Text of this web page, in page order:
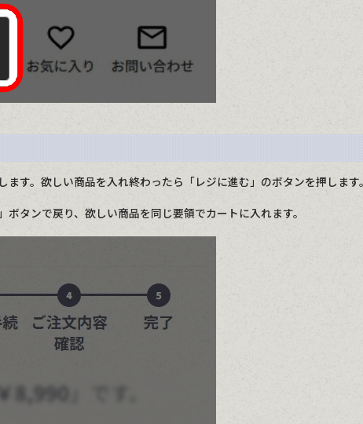
す。欲しい商品を入れ終わったら「レジに進む」のボタンを押します
タンで戻り、欲しい商品を同じ要領でカートに入れます。